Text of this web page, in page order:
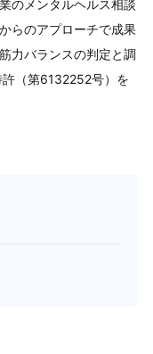
のメンタルヘルス相談
らのアプローチで成果
力バランスの判定と調
（第6132252号）を